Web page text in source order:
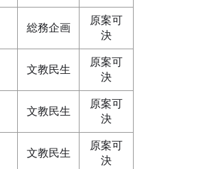
総務企画
原案可
決
文教民生
原案可
決
文教民生
原案可
決
文教民生
原案可
決